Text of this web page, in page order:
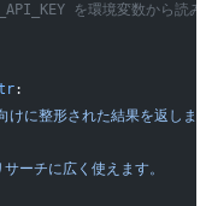
を環境変数から読み
:
に整形された結果を返しま
ーチに広く使えます。